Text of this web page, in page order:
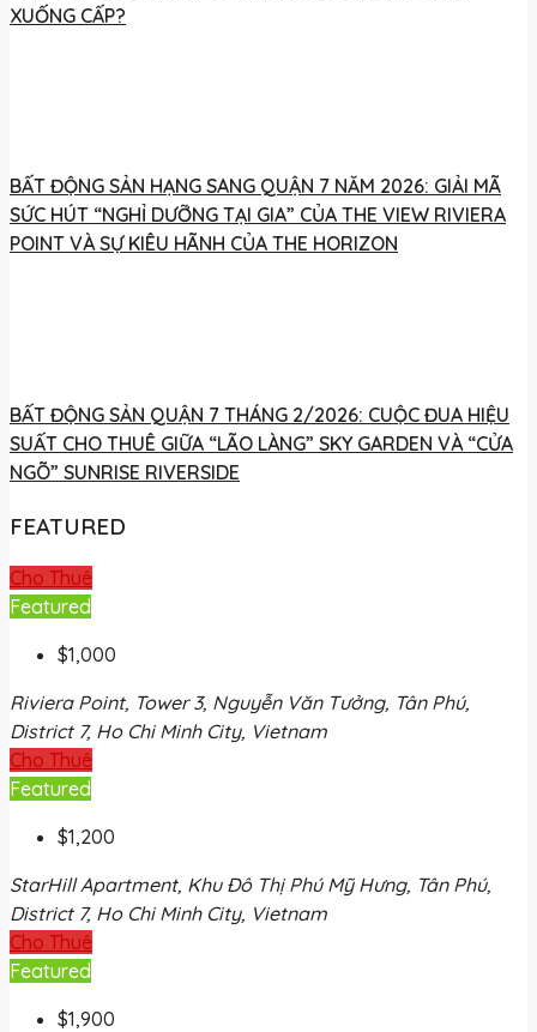
XUỐNG CẤP?
BẤT ĐỘNG SẢN HẠNG SANG QUẬN 7 NĂM 2026: GIẢI MÃ
SỨC HÚT “NGHỈ DƯỠNG TẠI GIA” CỦA THE VIEW RIVIERA
POINT VÀ SỰ KIÊU HÃNH CỦA THE HORIZON
BẤT ĐỘNG SẢN QUẬN 7 THÁNG 2/2026: CUỘC ĐUA HIỆU
SUẤT CHO THUÊ GIỮA “LÃO LÀNG” SKY GARDEN VÀ “CỬA
NGÕ” SUNRISE RIVERSIDE
FEATURED
Cho Thuê
Featured
$1,000
Riviera Point, Tower 3, Nguyễn Văn Tưởng, Tân Phú,
District 7, Ho Chi Minh City, Vietnam
Cho Thuê
Featured
$1,200
StarHill Apartment, Khu Đô Thị Phú Mỹ Hưng, Tân Phú,
District 7, Ho Chi Minh City, Vietnam
Cho Thuê
Featured
$1,900